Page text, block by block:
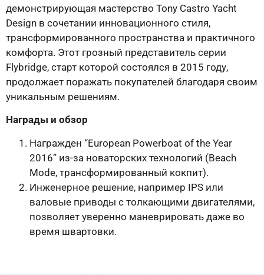
демонстрирующая мастерство Tony Castro Yacht
Design в сочетании инновационного стиля,
трансформированного пространства и практичного
комфорта. Этот грозный представитель серии
Flybridge, старт которой состоялся в 2015 году,
продолжает поражать покупателей благодаря своим
уникальным решениям.
Награды и обзор
Награжден “European Powerboat of the Year
2016” из-за новаторских технологий (Beach
Mode, трансформированный кокпит).
Инженерное решение, например IPS или
валовые приводы с толкающими двигателями,
позволяет уверенно маневрировать даже во
время швартовки.